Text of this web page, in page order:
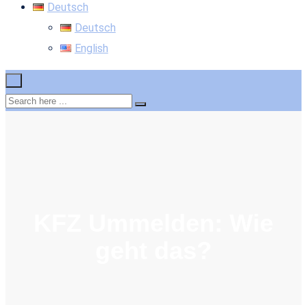
Deutsch
Deutsch
English